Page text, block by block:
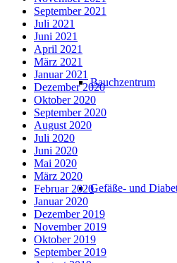
Bauchzentrum
Gefäße- und
September 2021
Juli 2021
Juni 2021
April 2021
März 2021
Januar 2021
Dezember 2020
Oktober 2020
September 2020
August 2020
Juli 2020
Juni 2020
Mai 2020
März 2020
Februar 2020
Januar 2020
Dezember 2019
November 2019
Oktober 2019
September 2019